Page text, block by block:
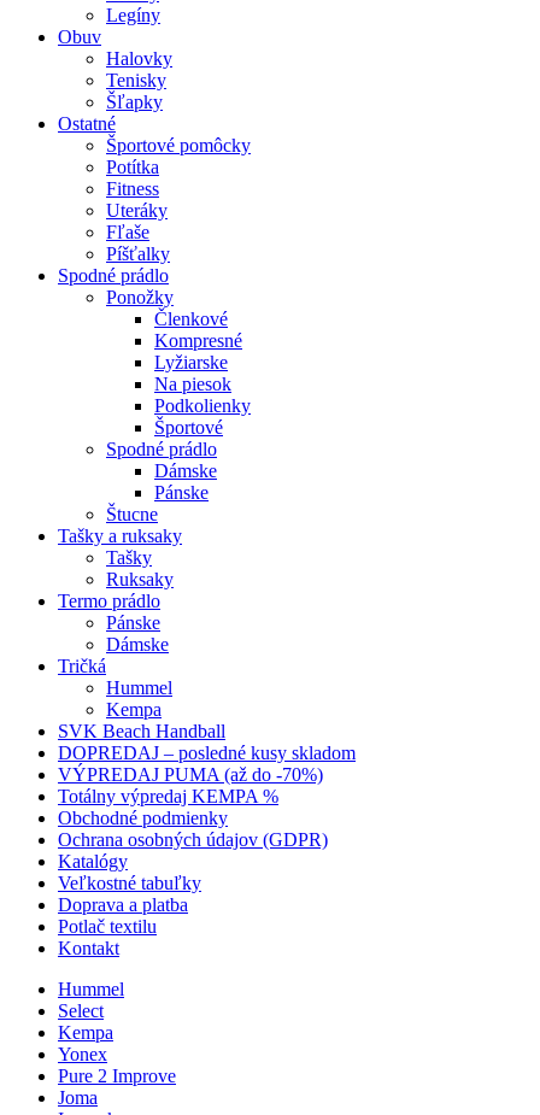
Legíny
Obuv
Halovky
Tenisky
Šľapky
Ostatné
Športové pomôcky
Potítka
Fitness
Uteráky
Fľaše
Píšťalky
Spodné prádlo
Ponožky
Členkové
Kompresné
Lyžiarske
Na piesok
Podkolienky
Športové
Spodné prádlo
Dámske
Pánske
Štucne
Tašky a ruksaky
Tašky
Ruksaky
Termo prádlo
Pánske
Dámske
Tričká
Hummel
Kempa
SVK Beach Handball
DOPREDAJ – posledné kusy skladom
VÝPREDAJ PUMA (až do -70%)
Totálny výpredaj KEMPA %
Obchodné podmienky
Ochrana osobných údajov (GDPR)
Katalógy
Veľkostné tabuľky
Doprava a platba
Potlač textilu
Kontakt
Hummel
Select
Kempa
Yonex
Pure 2 Improve
Joma